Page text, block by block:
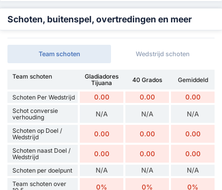
Schoten, buitenspel, overtredingen en meer
Team schoten Wedstrijd schoten
Team schoten
Gladiadores
Tijuana
40 Grados Gemiddeld
Schoten Per Wedstrijd 0.00 0.00 0.00
Schot conversie
verhouding
N/A N/A N/A
Schoten op Doel /
Wedstrijd
0.00 0.00 0.00
Schoten naast Doel /
Wedstrijd
0.00 0.00 0.00
Schoten per doelpunt N/A N/A N/A
Team schoten over
0% 0% 0%